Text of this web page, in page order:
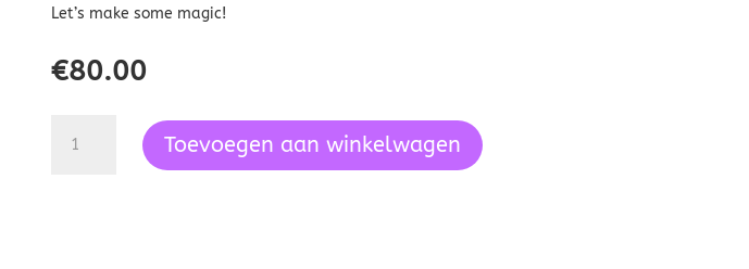
Let’s make some magic!
€80.00
Feel
Toevoegen aan winkelwagen